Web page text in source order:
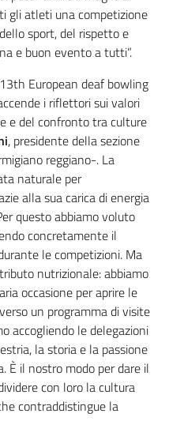
gli atleti una competizione
sport, del rispetto e
e buon evento a tutti”.
European deaf bowling
i riflettori sui valori
e del confronto tra culture
, presidente della sezione
reggiano-. La
naturale per
alla sua carica di energia
questo abbiamo voluto
concretamente il
le competizioni. Ma
nutrizionale: abbiamo
occasione per aprire le
un programma di visite
accogliendo le delegazioni
la storia e la passione
È il nostro modo per dare il
con loro la cultura
contraddistingue la